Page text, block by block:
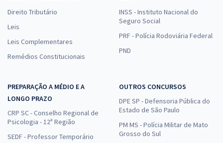
Direito Tributário
Leis
Leis Complementares
Remédios Constitucionais
INSS - Instituto Nacional do
Seguro Social
PRF - Polícia Rodoviária Federal
PND
PREPARAÇÃO A MÉDIO E A
LONGO PRAZO
CRP SC - Conselho Regional de
Psicologia - 12ª Região
SEDF - Professor Temporário
OUTROS CONCURSOS
DPE SP - Defensoria Pública do
Estado de São Paulo
PM MS - Polícia Militar de Mato
Grosso do Sul